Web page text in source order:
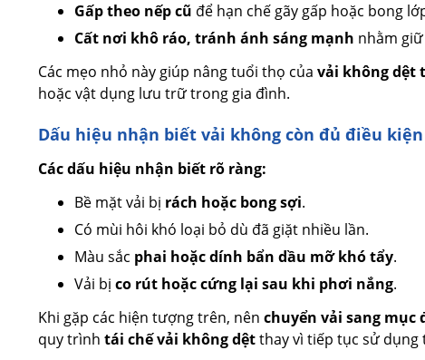
Gấp theo nếp cũ để hạn chế gãy gấp hoặc bong
Cất nơi khô ráo, tránh ánh sáng mạnh nhằm
Các mẹo nhỏ này giúp nâng tuổi thọ của vải không dệt
hoặc vật dụng lưu trữ trong gia đình.
Dấu hiệu nhận biết vải không còn đủ điều
Các dấu hiệu nhận biết rõ ràng:
Bề mặt vải bị rách hoặc bong sợi.
Có mùi hôi khó loại bỏ dù đã giặt nhiều lần.
Màu sắc phai hoặc dính bẩn dầu mỡ khó tẩy.
Vải bị co rút hoặc cứng lại sau khi phơi nắng.
Khi gặp các hiện tượng trên, nên chuyển vải sang mục
quy trình tái chế vải không dệtthay vì tiếp tục sử dụng